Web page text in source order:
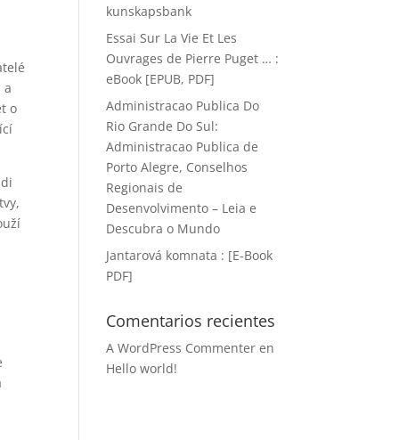
a
o
kunskapsbank
Essai Sur La Vie Et Les
Ouvrages de Pierre Puget … :
eBook [EPUB, PDF]
Administracao Publica Do
Rio Grande Do Sul:
Administracao Publica de
Porto Alegre, Conselhos
Regionais de
Desenvolvimento – Leia e
Descubra o Mundo
Jantarová komnata : [E-Book
PDF]
Comentarios recientes
A WordPress Commenter en
Hello world!